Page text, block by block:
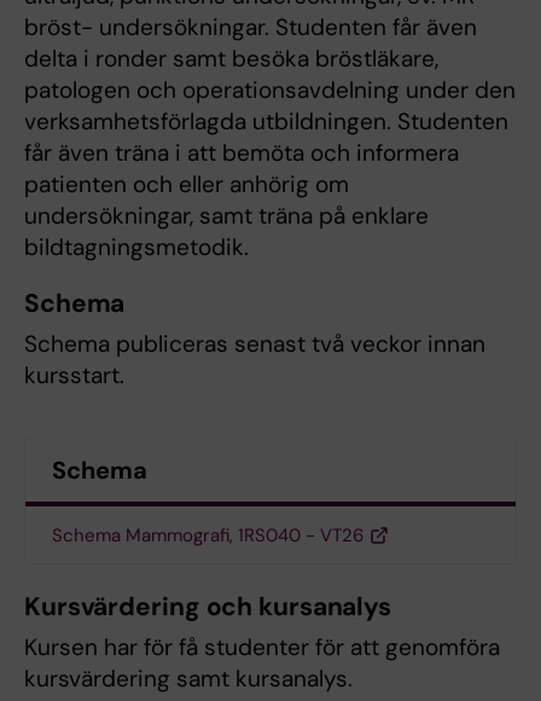
bröst- undersökningar. Studenten får även
delta i ronder samt besöka bröstläkare,
patologen och operationsavdelning under den
verksamhetsförlagda utbildningen. Studenten
får även träna i att bemöta och informera
patienten och eller anhörig om
undersökningar, samt träna på enklare
bildtagningsmetodik.
Schema
Schema publiceras senast två veckor innan
kursstart.
Schema
Schema Mammografi, 1RS040 - VT26
Kursvärdering och kursanalys
Kursen har för få studenter för att genomföra
kursvärdering samt kursanalys.